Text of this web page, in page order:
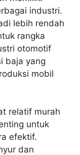
industri.
lebih rendah
rangka
otomotif
baja yang
mobil
relatif murah
untuk
efektif.
dan